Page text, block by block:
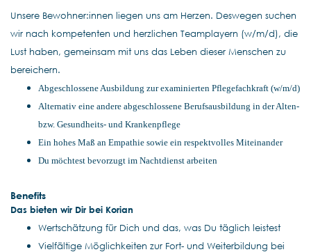
Unsere Bewohner:innen liegen uns am Herzen. Deswegen suchen
wir nach kompetenten und herzlichen Teamplayern (w/m/d), die
Lust haben, gemeinsam mit uns das Leben dieser Menschen zu
bereichern.
Abgeschlossene Ausbildung zur examinierten Pflegefachkraft (w/m/d)
Alternativ eine andere abgeschlossene Berufsausbildung in der Alten-
bzw. Gesundheits- und Krankenpflege
Ein hohes Maß an Empathie sowie ein respektvolles Miteinander
Du möchtest bevorzugt im Nachtdienst arbeiten
Benefits
Das bieten wir Dir bei Korian
Wertschätzung für Dich und das, was Du täglich leistest
Vielfältige Möglichkeiten zur Fort- und Weiterbildung bei